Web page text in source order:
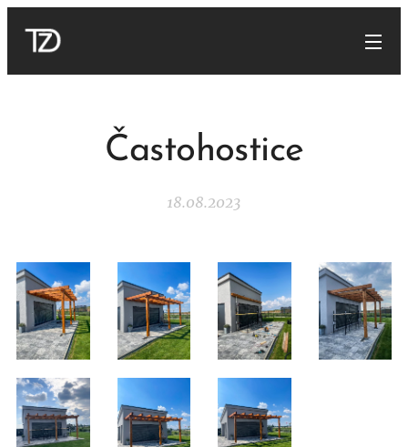
Častohostice
18.08.2023